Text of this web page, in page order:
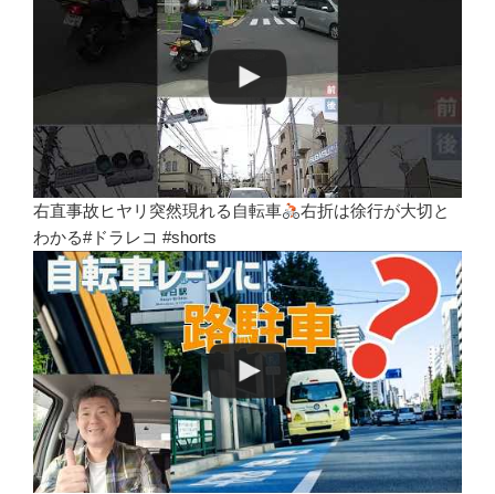
右直事故ヒヤリ突然現れる自転車
右折は徐行が大切と
わかる#ドラレコ #shorts